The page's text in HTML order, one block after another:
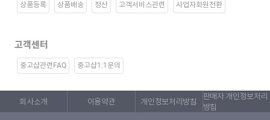
상품등록 상품배송 정산 고객서비스관련 사업자회원전환
고객센터
중고샵관련FAQ 중고샵1:1문의
회사소개 이용약관 개인정보처리방침
판매자 개인정보처리
방침